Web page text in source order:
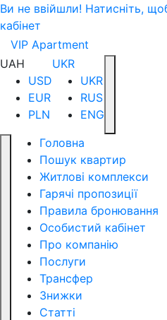
Ви не ввійшли! Натисніть,
кабінет
VIP Apartment
UAH
USD
EUR
PLN
UKR
UKR
RUS
ENG
Головна
Пошук квартир
Житловi комплекси
Гарячі пропозиції
Правила бронювання
Особистий кабінет
Про компанію
Послуги
Трансфер
Знижки
Статті